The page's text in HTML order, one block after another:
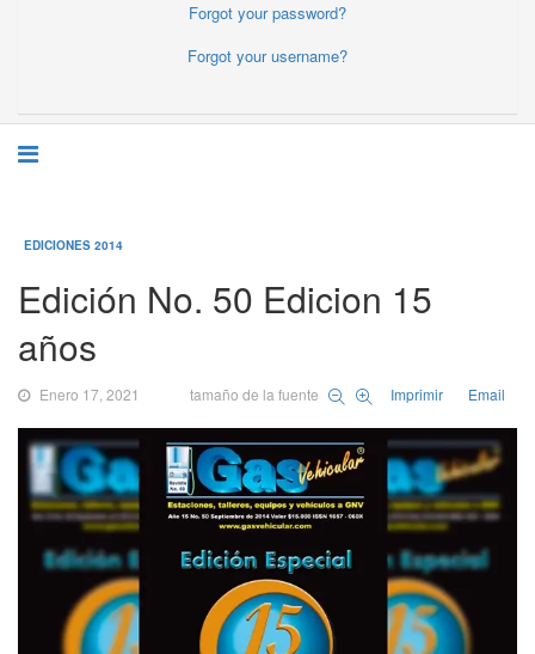
Forgot your password?
Forgot your username?
EDICIONES 2014
Edición No. 50 Edicion 15
años
Enero 17, 2021 tamaño de la fuente Imprimir Email